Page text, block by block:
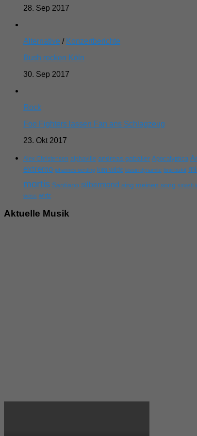
28. Sep 2017
Alternative / Konzertberichte
Bush rocken Köln
30. Sep 2017
Rock
Foo Fighters lassen Fan ans Schlagzeug
23. Okt 2017
Alex Christensen alphaville andreas gabalier Apocalyptica
extremo johannes oerding kim wilde kissin dynamite limp bizkit
mortis Santiano silbermond sing meinen song smash
weiss wirtz
Aktuelle Musik